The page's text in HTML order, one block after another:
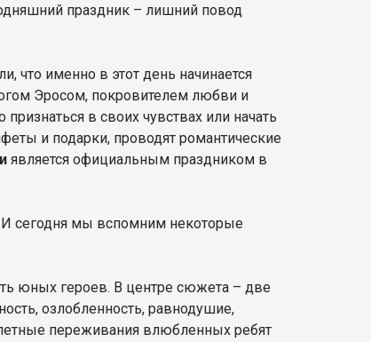
праздник – лишний повод
что именно в этот день начинается
Эросом, покровителем любви и
в своих чувствах или начать
и подарки, проводят романтические
является официальным праздником в
сегодня мы вспомним некоторые
юных героев. В центре сюжета – две
озлобленность, равнодушие,
переживания влюбленных ребят